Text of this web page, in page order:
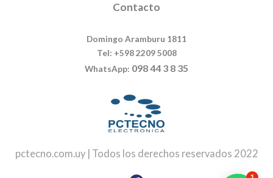
Contacto
Domingo Aramburu 1811
Tel: +598 2209 5008
WhatsApp: 098 44 3 8 35
pctecno.com.uy | Todos los derechos reservados 2022
Facebook
Instagram